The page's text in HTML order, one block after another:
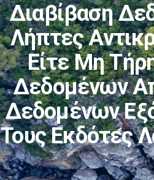
Διαβίβαση
Λήπτες
Είτε Μη
Δεδομένων
Δεδομένων
Τους Εκδότες